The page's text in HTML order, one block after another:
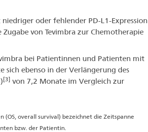
oder fehlender PD-L1-Expression
von Tevimbra zur Chemotherapie
bei Patientinnen und Patienten mit
sich ebenso in der Verlängerung des
[3] von 7,2 Monate im Vergleich zur
(OS, overall survival) bezeichnet die Zeitspanne
bzw. der Patientin.